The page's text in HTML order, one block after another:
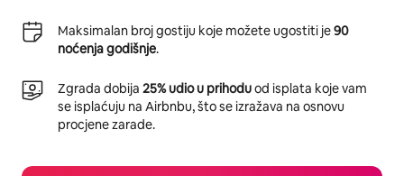
Maksimalan broj gostiju koje možete ugostiti je90
noćenja godišnje.
Zgrada dobija 25% udio u prihoduod isplata koje vam
se isplaćuju na Airbnbu, što se izražava na osnovu
procjene zarade.